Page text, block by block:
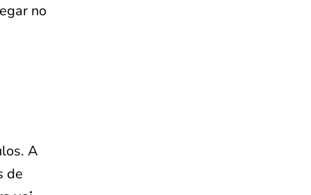
no
A
de